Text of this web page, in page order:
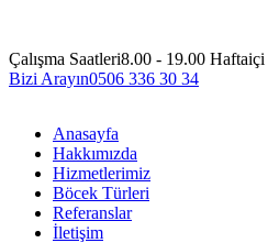
Çalışma Saatleri8.00 - 19.00 Haftaiçi
Bizi Arayın0506 336 30 34
Anasayfa
Hakkımızda
Hizmetlerimiz
Böcek Türleri
Referanslar
İletişim